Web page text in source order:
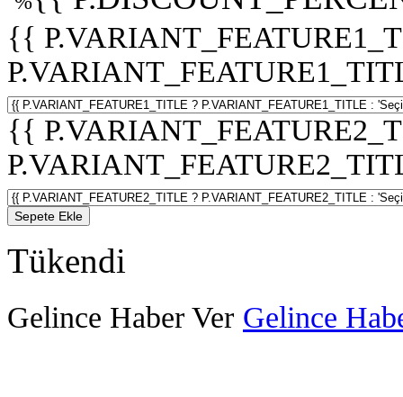
{{
{{
Sepete Ekle
Tükendi
Gelince Haber Ver Gelince